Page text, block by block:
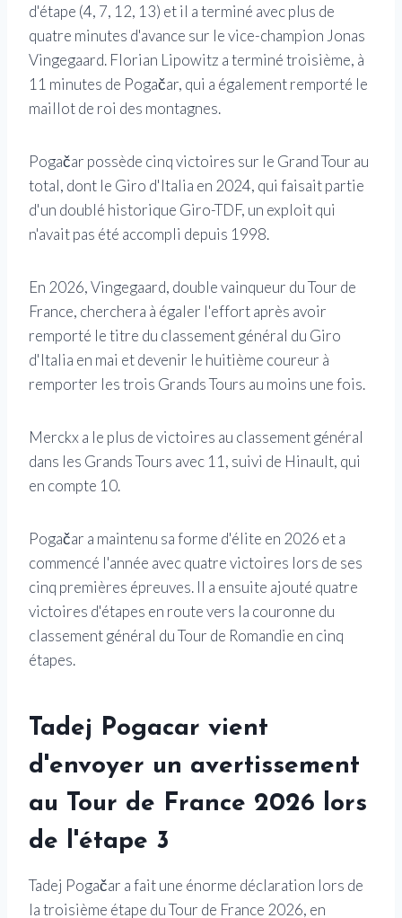
d'étape (4, 7, 12, 13) et il a terminé avec plus de
quatre minutes d'avance sur le vice-champion Jonas
Vingegaard. Florian Lipowitz a terminé troisième, à
11 minutes de Pogačar, qui a également remporté le
maillot de roi des montagnes.
Pogačar possède cinq victoires sur le Grand Tour au
total, dont le Giro d'Italia en 2024, qui faisait partie
d'un doublé historique Giro-TDF, un exploit qui
n'avait pas été accompli depuis 1998.
En 2026, Vingegaard, double vainqueur du Tour de
France, cherchera à égaler l'effort après avoir
remporté le titre du classement général du Giro
d'Italia en mai et devenir le huitième coureur à
remporter les trois Grands Tours au moins une fois.
Merckx a le plus de victoires au classement général
dans les Grands Tours avec 11, suivi de Hinault, qui
en compte 10.
Pogačar a maintenu sa forme d'élite en 2026 et a
commencé l'année avec quatre victoires lors de ses
cinq premières épreuves. Il a ensuite ajouté quatre
victoires d'étapes en route vers la couronne du
classement général du Tour de Romandie en cinq
étapes.
Tadej Pogacar vient
d'envoyer un avertissement
au Tour de France 2026 lors
de l'étape 3
Tadej Pogačar a fait une énorme déclaration lors de
la troisième étape du Tour de France 2026, en